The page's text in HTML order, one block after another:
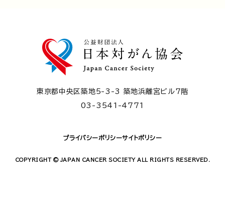
東京都中央区築地5-3-3 築地浜離宮ビル7階
03-3541-4771
プライバシーポリシーサイトポリシー
COPYRIGHT © JAPAN CANCER SOCIETY ALL RIGHTS RESERVED.